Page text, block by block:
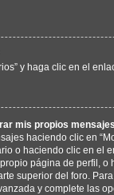
y haga clic en el
mis propios
haciendo clic en
o haciendo clic en el
página de perfil, o
superior del foro.
y complete las